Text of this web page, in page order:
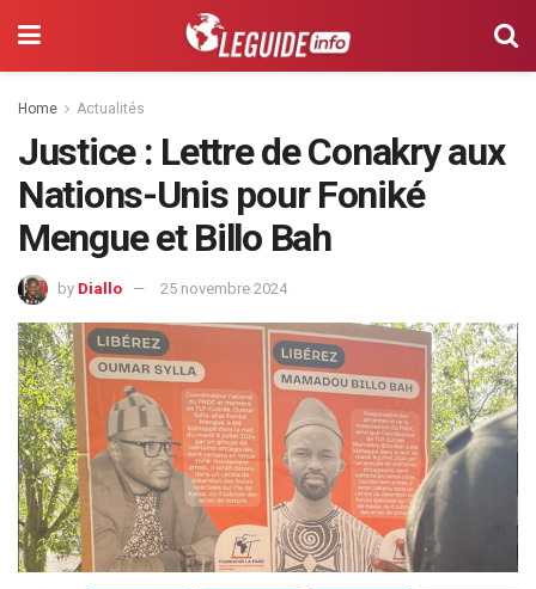
Home Actualités
Justice : Lettre de Conakry aux
Nations-Unis pour Foniké
Mengue et Billo Bah
by Diallo 25 novembre 2024